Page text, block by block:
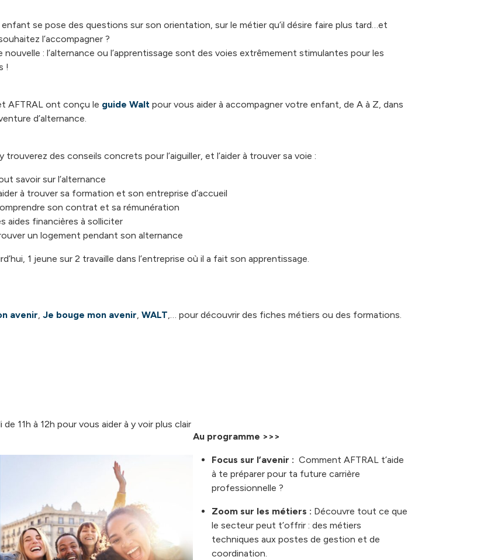
se pose des questions sur son orientation, sur le métier qu’il désire faire plus tard…et
l’accompagner ?
nouvelle : l’alternance ou l’apprentissage sont des voies extrêmement stimulantes pour les
!
AFTRAL ont conçu le guide Walt pour vous aider à accompagner votre enfant, de A à Z, dans
d’alternance.
trouverez des conseils concrets pour l’aiguiller, et l’aider à trouver sa voie :
savoir sur l’alternance
à trouver sa formation et son entreprise d’accueil
son contrat et sa rémunération
aides financières à solliciter
un logement pendant son alternance
1 jeune sur 2 travaille dans l’entreprise où il a fait son apprentissage.
avenir, Je bouge mon avenir, WALT,… pour découvrir des fiches métiers ou des formations.
11h à 12h pour vous aider à y voir plus clair
Au programme >>>
Focus sur l’avenir : Comment AFTRAL t’aide
à te préparer pour ta future carrière
professionnelle ?
Zoom sur les métiers : Découvre tout ce que
le secteur peut t’offrir : des métiers
techniques aux postes de gestion et de
coordination.